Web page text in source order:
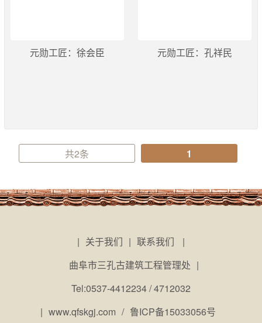
元勋工匠：徐会臣 元勋工匠：孔祥民
共2条 1
| 关于我们 | 联系我们
|
曲阜市三孔古建筑工程管理处 |
Tel:0537-4412234 / 4712032
| www.qfskgj.com / 鲁ICP备15033056号